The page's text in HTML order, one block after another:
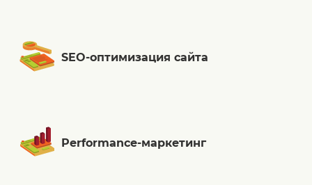
SEO-оптимизация сайта
Performance-маркетинг